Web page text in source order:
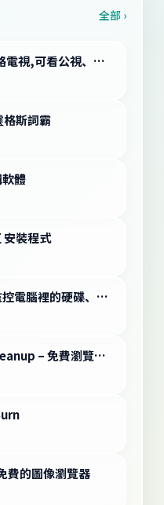
全部 ›
SopCast – 免費網路電視,可看公視、台視、緯來、中天、東森電視台
斯詞霸
體
裝程式
SpeedFan – 可以監控電腦裡的硬碟、顯示卡、CPU的溫度
Avast! Browser Cleanup – 免費瀏覽器清除工具
費的圖像瀏覽器